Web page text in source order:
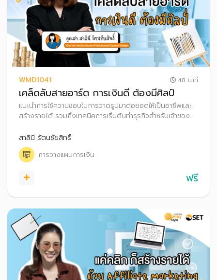
WMD1041 48 นาที
เคล็ดลับสายอาร์ต การเงินดี ต้องมีศิลป์
แนะนำการใช้ความชอบในการวาดรูปมาต่อยอดให้เป็นอาชีพและ
สร้างรายได้ รวมถึงเทคนิคการเริ่มต้นทำธุรกิจสำหรับเจ้าของ
ต่อยอดเงินออมผ่านการลงทุน
สาลินี รัตนชัยสิทธิ์
การวางแผนการเงิน
ฟรี